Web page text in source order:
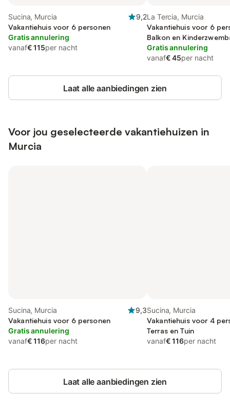
Sucina, Murcia
9,2
Vakantiehuis voor 6 personen
Gratis annulering
vanaf€ 115per nacht
La Tercia, Murcia
Vakantiehuis voor 6
Balkon en
Gratis annulering
vanaf€ 45per nacht
Laat alle aanbiedingen zien
Voor jou geselecteerde vakantiehuizen in
Murcia
Sucina, Murcia
9,3
Vakantiehuis voor 6 personen
Gratis annulering
vanaf€ 116per nacht
Sucina, Murcia
Vakantiehuis voor 4
Terras en Tuin
vanaf€ 116per nacht
Laat alle aanbiedingen zien